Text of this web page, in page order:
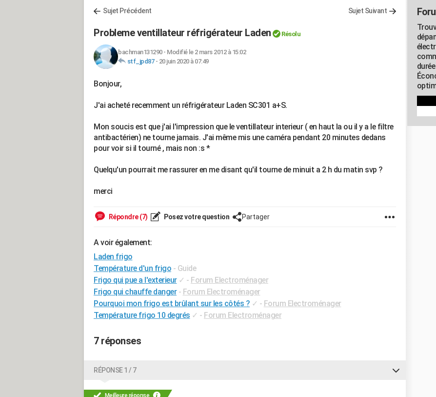
Sujet Précédent Sujet Suivant
Probleme ventillateur réfrigérateur Laden Résolu
bachman131290- Modifié le 2 mars 2012 à 15:02
stf_jpd87- 20 juin 2020 à 07:49
Bonjour,
J'ai acheté recemment un réfrigérateur Laden SC301 a+S.
Mon soucis est que j'ai l'impression que le ventillateur interieur ( en haut la ou il y a le filtre
antibactérien) ne tourne jamais. J'ai même mis une caméra pendant 20 minutes dedans
pour voir si il tourné , mais non :s *
Quelqu'un pourrait me rassurer en me disant qu'il tourne de minuit a 2 h du matin svp ?
merci
Répondre (7) Posez votre question Partager
A voir également:
Laden frigo
Température d'un frigo - Guide
Frigo qui pue a l'exterieur ✓ - Forum Electroménager
Frigo qui chauffe danger - Forum Electroménager
Pourquoi mon frigo est brûlant sur les côtés ? ✓ - Forum Electroménager
Température frigo 10 degrés ✓ - Forum Electroménager
7 réponses
RÉPONSE 1 / 7
Meilleure réponse